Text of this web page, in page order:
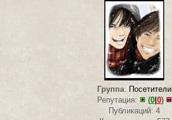
Группа: Посетители
Репутация:
(0| 0)
Публикаций: 4